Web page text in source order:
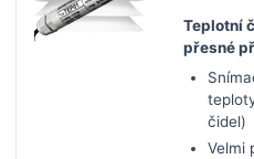
Teplotní
přesné
čidel)
Velmi